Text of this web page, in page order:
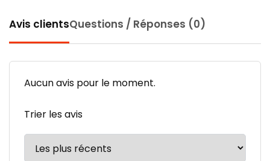
Avis clientsQuestions / Réponses (0)
Aucun avis pour le moment.
Trier les avis